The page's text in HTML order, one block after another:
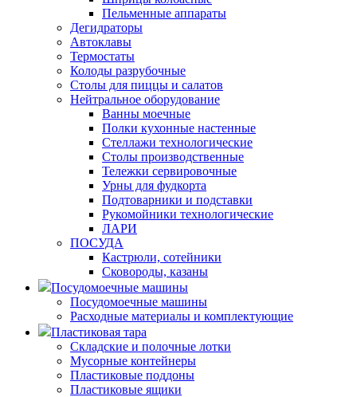
Пельменные аппараты
Дегидраторы
Автоклавы
Термостаты
Колоды разрубочные
Столы для пиццы и салатов
Нейтральное оборудование
Ванны моечные
Полки кухонные настенные
Стеллажи технологические
Столы производственные
Тележки сервировочные
Урны для фудкорта
Подтоварники и подставки
Рукомойники технологические
ЛАРИ
ПОСУДА
Кастрюли, сотейники
Сковороды, казаны
Посудомоечные машины
Посудомоечные машины
Расходные материалы и комплектующие
Пластиковая тара
Складские и полочные лотки
Мусорные контейнеры
Пластиковые поддоны
Пластиковые ящики